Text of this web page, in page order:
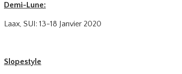
Demi-Lune:
Laax, SUI: 13-18 Janvier 2020
Slopestyle